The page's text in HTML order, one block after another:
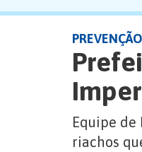
PREVENÇÃO
Equipe de
riachos